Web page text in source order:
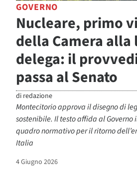
GOVERNO
Nucleare, primo
della Camera alla
delega: il
passa al Senato
di redazione
Montecitorio approva il disegno di
sostenibile. Il testo affida al
quadro normativo per il ritorno
Italia
4 Giugno 2026